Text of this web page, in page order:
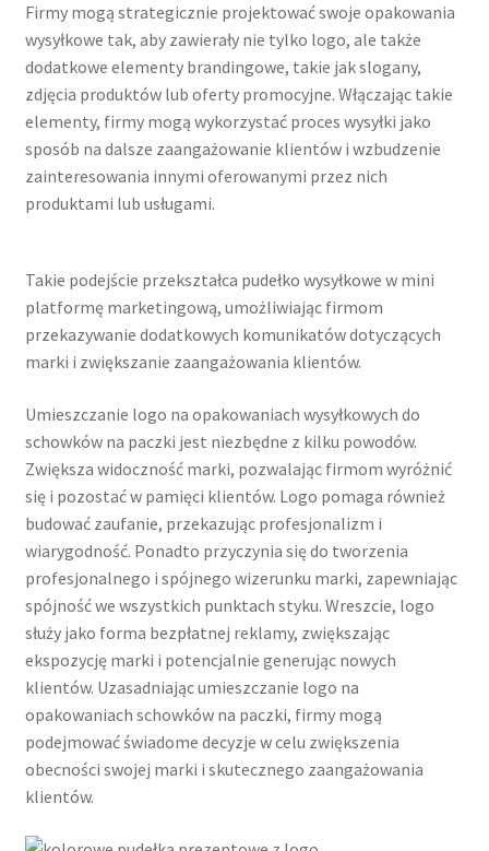
Firmy mogą strategicznie projektować swoje opakowania
wysyłkowe tak, aby zawierały nie tylko logo, ale także
dodatkowe elementy brandingowe, takie jak slogany,
zdjęcia produktów lub oferty promocyjne. Włączając takie
elementy, firmy mogą wykorzystać proces wysyłki jako
sposób na dalsze zaangażowanie klientów i wzbudzenie
zainteresowania innymi oferowanymi przez nich
produktami lub usługami.
Takie podejście przekształca pudełko wysyłkowe w mini
platformę marketingową, umożliwiając firmom
przekazywanie dodatkowych komunikatów dotyczących
marki i zwiększanie zaangażowania klientów.
Umieszczanie logo na opakowaniach wysyłkowych do
schowków na paczki jest niezbędne z kilku powodów.
Zwiększa widoczność marki, pozwalając firmom wyróżnić
się i pozostać w pamięci klientów. Logo pomaga również
budować zaufanie, przekazując profesjonalizm i
wiarygodność. Ponadto przyczynia się do tworzenia
profesjonalnego i spójnego wizerunku marki, zapewniając
spójność we wszystkich punktach styku. Wreszcie, logo
służy jako forma bezpłatnej reklamy, zwiększając
ekspozycję marki i potencjalnie generując nowych
klientów. Uzasadniając umieszczanie logo na
opakowaniach schowków na paczki, firmy mogą
podejmować świadome decyzje w celu zwiększenia
obecności swojej marki i skutecznego zaangażowania
klientów.